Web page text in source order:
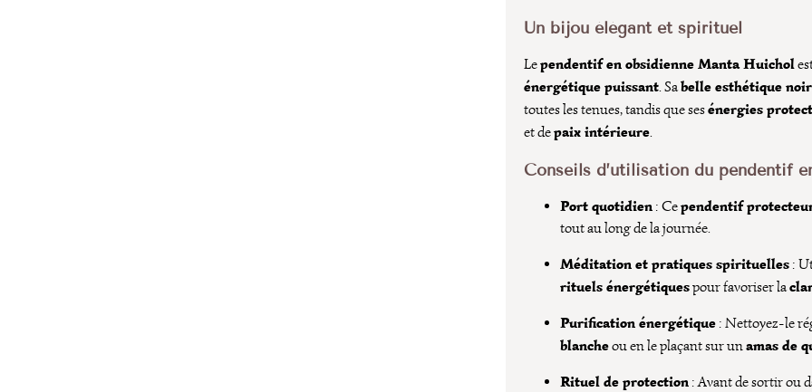
Un bijou élégant et spirituel
Lependentif en obsidienne Manta Huichol
énergétique puissant. Sabelle esthétique
toutes les tenues, tandis que sesénergies
et depaix intérieure.
Conseils d’utilisation du pendentif
Port quotidien: Cependentif
tout au long de la journée.
Méditation et pratiques spirituelles:
rituels énergétiquespour favoriser la
Purification énergétique: Nettoyez-le
blancheou en le plaçant sur unamas de
Rituel de protection: Avant de sortir ou